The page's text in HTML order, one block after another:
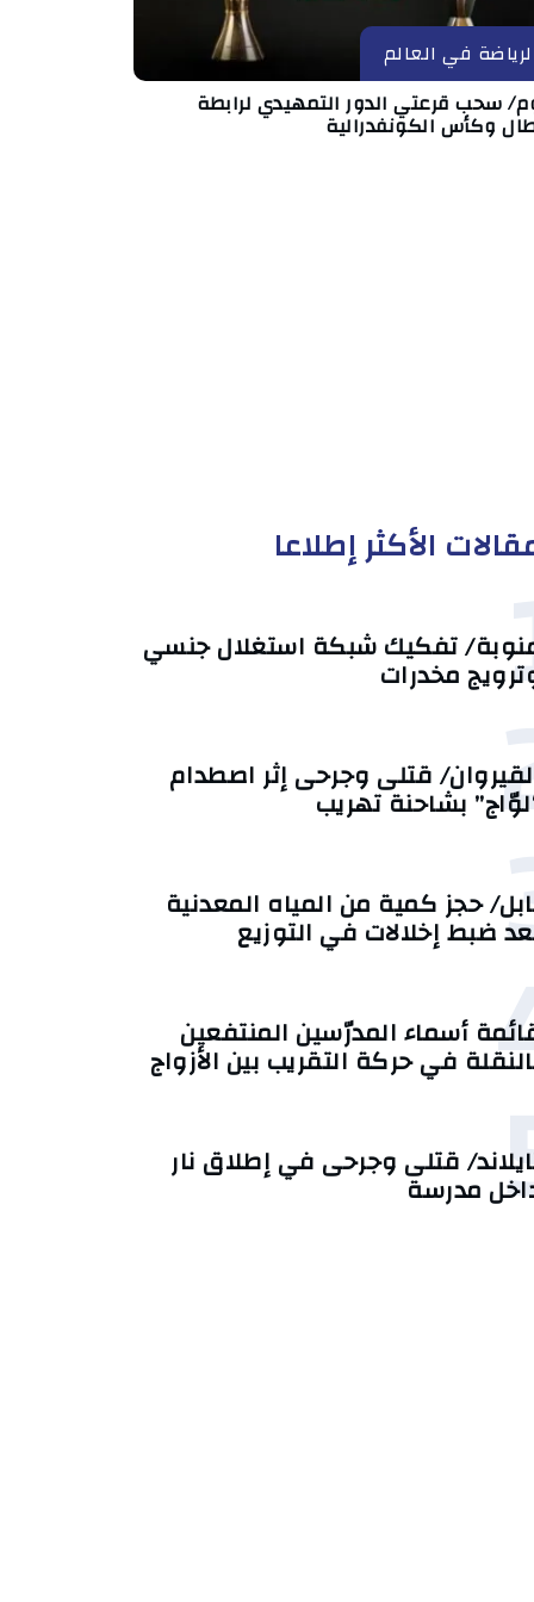
في العالم
سحب قرعتي الدور التمهيدي لرابطة
وكأس الكونفدرالية
الأكثر إطلاعا
تفكيك شبكة استغلال جنسي
مخدرات
قتلى وجرحى إثر اصطدام
بشاحنة تهريب
حجز كمية من المياه المعدنية
ضبط إخلالات في التوزيع
أسماء المدرّسين المنتفعين
في حركة التقريب بين الأزواج
قتلى وجرحى في إطلاق نار
مدرسة